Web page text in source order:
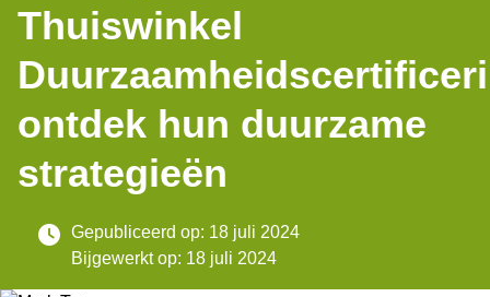
Thuiswinkel
ontdek hun duurzame
strategieën
Gepubliceerd op: 18 juli 2024
Bijgewerkt op: 18 juli 2024